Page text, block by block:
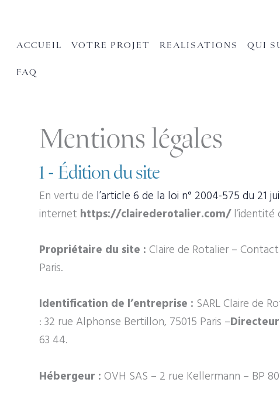
contenu
ACCUEIL VOTRE PROJET REALISATIONS QUI
FAQ
Mentions légales
1 - Édition du site
En vertu de l’article 6 de la loi n° 2004-575 du 21
internet https://clairederotalier.com/l’identité
Propriétaire du site : Claire de Rotalier– Contact
Paris.
Identification de l’entreprise : SARL Claire de
:32 rue Alphonse Bertillon, 75015 Paris –
63 44.
Hébergeur : OVH SAS – 2 rue Kellermann – BP